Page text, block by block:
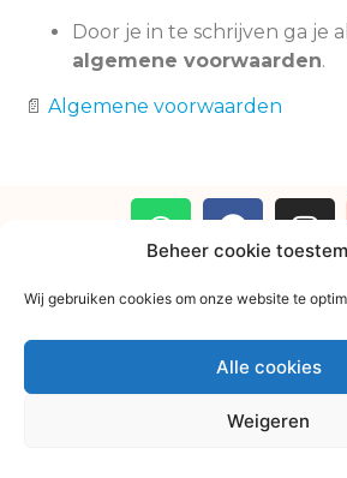
Beheer cookie
Wij gebruiken cookies om onze website te
Alle cookies
Weigeren
Door je in te schrijven ga je
algemene voorwaarden.
📄 Algemene voorwaarden